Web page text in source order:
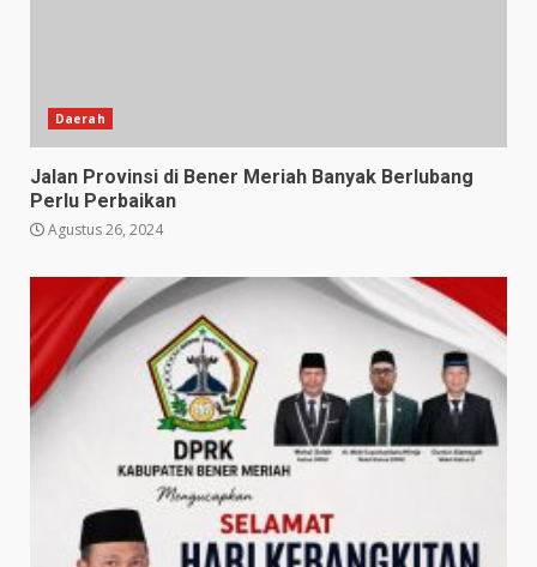
Daerah
Jalan Provinsi di Bener Meriah Banyak Berlubang
Perlu Perbaikan
Agustus 26, 2024